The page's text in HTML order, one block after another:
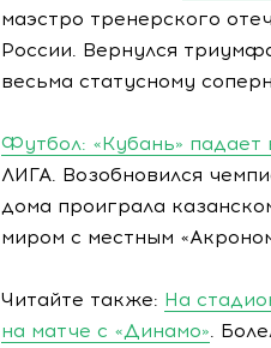
маэстро тренерского
России. Вернулся
весьма статусному
Футбол: «Кубань» падает
ЛИГА. Возобновился
дома проиграла
миром с местным
Читайте также: На
на матче с «Динамо».